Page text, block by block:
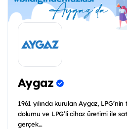
Aygaz
1961 yılında kurulan Aygaz,
dolumu ve LPG’li cihaz üretimi ile
gerçek...